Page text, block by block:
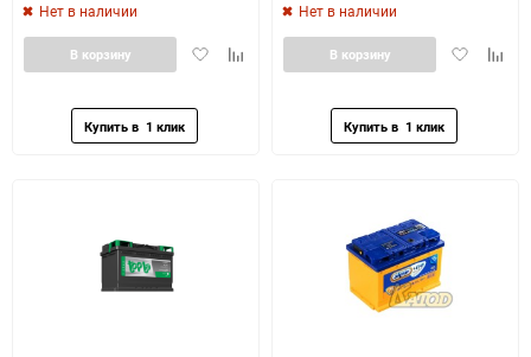
Нет в наличии
ДобавитьДобавить
В корзину
Нет в наличии
Добавить
В корзину